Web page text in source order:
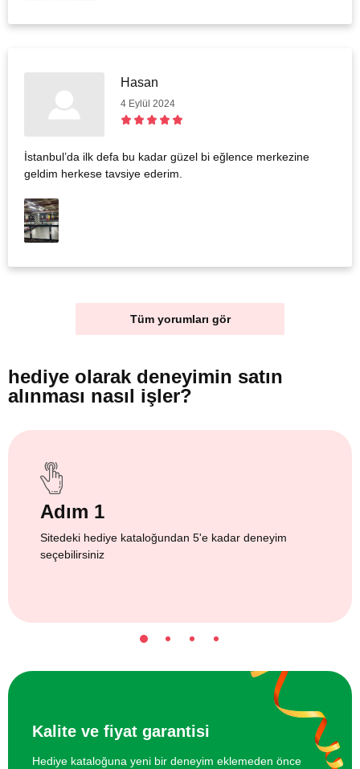
Hasan
4 Eylül 2024
İstanbul’da ilk defa bu kadar güzel bi eğlence merkezine
geldim herkese tavsiye ederim.
Tüm yorumları gör
hediye olarak deneyimin satın
alınması nasıl işler?
Adım 1
Sitedeki hediye kataloğundan 5'e kadar deneyim
seçebilirsiniz
Kalite ve fiyat garantisi
Hediye kataloğuna yeni bir deneyim eklemeden önce